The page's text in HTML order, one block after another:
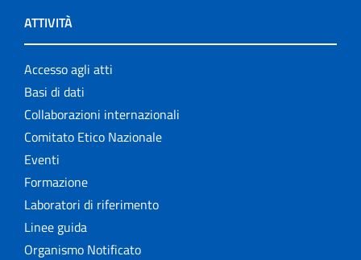
ATTIVITÀ
Accesso agli atti
Basi di dati
Collaborazioni internazionali
Comitato Etico Nazionale
Eventi
Formazione
Laboratori di riferimento
Linee guida
Organismo Notificato